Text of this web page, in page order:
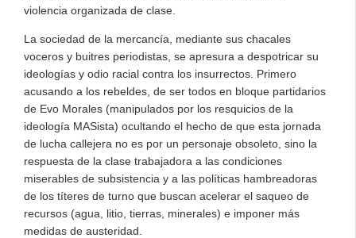
violencia organizada de clase.
La sociedad de la mercancía, mediante sus chacales
voceros y buitres periodistas, se apresura a despotricar su
ideologías y odio racial contra los insurrectos. Primero
acusando a los rebeldes, de ser todos en bloque partidarios
de Evo Morales (manipulados por los resquicios de la
ideología MASista) ocultando el hecho de que esta jornada
de lucha callejera no es por un personaje obsoleto, sino la
respuesta de la clase trabajadora a las condiciones
miserables de subsistencia y a las políticas hambreadoras
de los títeres de turno que buscan acelerar el saqueo de
recursos (agua, litio, tierras, minerales) e imponer más
medidas de austeridad.